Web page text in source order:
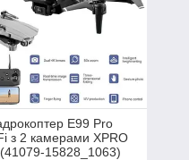
E99 Pro
з 2 камерами XPRO
15828_1063)